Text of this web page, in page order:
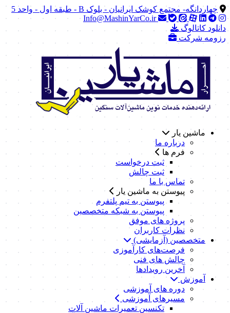
چهاردانگه- مجتمع کوشک ایرانیان - بلوک B - طبقه اول - واحد 5
Info@MashinYarCo.ir
دانلود کاتالوگ
رزومه شرکت
ماشین یار
درباره ما
فرم ها
ثبت درخواست
ثبت چالش
تماس با ما
پیوستن به ماشین یار
پیوستن به تیم پلتفرم
پیوستن به شبکه متخصصین
پروژه های موفق
نظرات کاربران
متخصصین (آزمایشی)
فرصت‌های کارآموزی
چالش های فنی
آخرین رویدادها
آموزش
دوره های آموزشی
مسیرهای آموزشی
تکنسین تعمیرات ماشین آلات